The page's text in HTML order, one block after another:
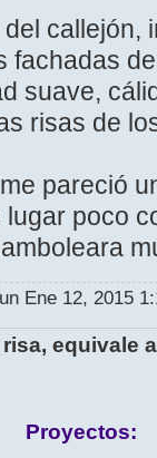
callejón,
fachadas
suave,
risas de
pareció
poco
Ene 12, 2015
equivale
Proyectos: